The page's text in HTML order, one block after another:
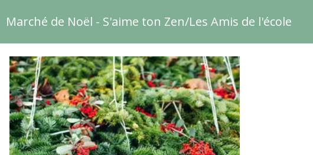
Marché de Noël - S'aime ton Zen/Les Amis de l'école